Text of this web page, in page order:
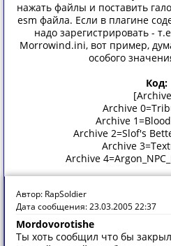
нажать файлы и поставить
esm файла. Если в плагине
надо зарегистрировать -
Morrowind.ini, вот пример,
особого
Код:
Archive
Archive
Archive 2=Slof's
Archive
Archive
Автор: RapSoldier
Дата сообщения: 23.03.2005 22:37
Mordovorotishe
Ты хоть сообщил что бы